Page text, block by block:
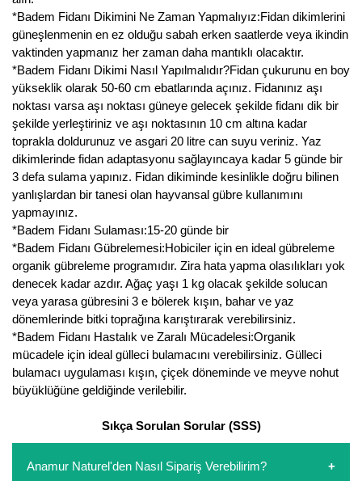
*Badem Fidanı Dikimini Ne Zaman Yapmalıyız:Fidan dikimlerini
güneşlenmenin en ez olduğu sabah erken saatlerde veya ikindin
vaktinden yapmanız her zaman daha mantıklı olacaktır.
*Badem Fidanı Dikimi Nasıl Yapılmalıdır?Fidan çukurunu en boy
yükseklik olarak 50-60 cm ebatlarında açınız. Fidanınız aşı
noktası varsa aşı noktası güneye gelecek şekilde fidanı dik bir
şekilde yerleştiriniz ve aşı noktasının 10 cm altına kadar
toprakla doldurunuz ve asgari 20 litre can suyu veriniz. Yaz
dikimlerinde fidan adaptasyonu sağlayıncaya kadar 5 günde bir
3 defa sulama yapınız. Fidan dikiminde kesinlikle doğru bilinen
yanlışlardan bir tanesi olan hayvansal gübre kullanımını
yapmayınız.
*Badem Fidanı Sulaması:15-20 günde bir
*Badem Fidanı Gübrelemesi:Hobiciler için en ideal gübreleme
organik gübreleme programıdır. Zira hata yapma olasılıkları yok
denecek kadar azdır. Ağaç yaşı 1 kg olacak şekilde solucan
veya yarasa gübresini 3 e bölerek kışın, bahar ve yaz
dönemlerinde bitki toprağına karıştırarak verebilirsiniz.
*Badem Fidanı Hastalık ve Zaralı Mücadelesi:Organik
mücadele için ideal gülleci bulamacını verebilirsiniz. Gülleci
bulamacı uygulaması kışın, çiçek döneminde ve meyve nohut
büyüklüğüne geldiğinde verilebilir.
Sıkça Sorulan Sorular (SSS)
Anamur Naturel'den Nasıl Sipariş Verebilirim?
Şeftali Fidanı
Trabzon Hurması Fidanı
Üzüm Fidanı
Vişne Fidanı
Yaban Mersini Fidanı
Zeytin Fidanı